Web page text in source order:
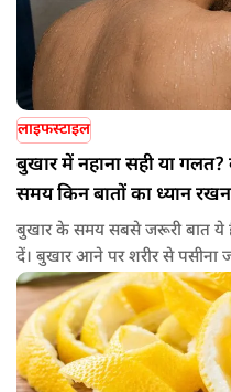
लाइफस्टाइल
बुखार में नहाना सही या
समय किन बातों का ध्यान
बुखार के समय सबसे जरूरी बात ये
दें। बुखार आने पर शरीर से पसीना
कमी हो सकती है। इसलिए बार-
नारियल पानी, ओआरएस, सूप,
होते हैं। खाने में हल्का और
और दलिया आदि लेना अच्छा माना